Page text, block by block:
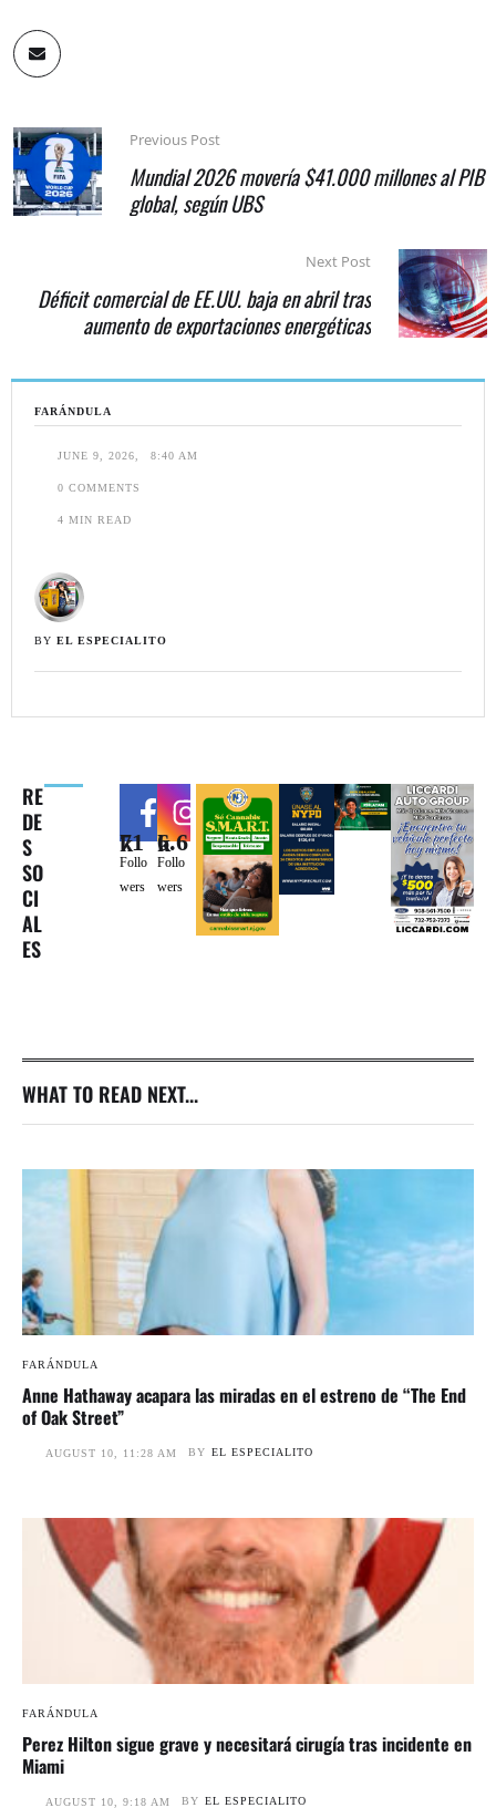
FARÁNDULA
JUNE 9, 2026 8:40 AM
0 COMMENTS
4 MIN READ
BY EL ESPECIALITO
RE
DE
S
SO
CI
AL
ES
71k
Follo
wers
6.6k
Follo
wers
Previous Post
Mundial 2026 movería $41.000 millones al PIB
global, según UBS
Next Post
Déficit comercial de EE.UU. baja en abril tras
aumento de exportaciones energéticas
WHAT TO READ NEXT...
FARÁNDULA
Anne Hathaway acapara las miradas en el estreno de “The End
of Oak Street”
AUGUST 10, 11:28 AM BY EL ESPECIALITO
FARÁNDULA
Perez Hilton sigue grave y necesitará cirugía tras incidente en
Miami
AUGUST 10, 9:18 AM BY EL ESPECIALITO